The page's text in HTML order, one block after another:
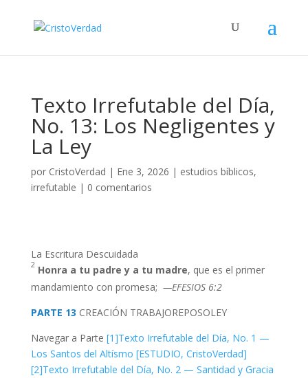
Texto Irrefutable del Día,
No. 13: Los Negligentes y
La Ley
por CristoVerdad | Ene 3, 2026 | estudios bíblicos,
irrefutable | 0 comentarios
La Escritura Descuidada
2 Honra a tu padre y a tu madre, que es el primer
mandamiento con promesa; —EFESIOS 6:2
PARTE 13 CREACIÓN TRABAJOREPOSOLEY
Navegar a Parte [1]Texto Irrefutable del Día, No. 1 —
Los Santos del Altísmo [ESTUDIO, CristoVerdad]
[2]Texto Irrefutable del Día, No. 2 — Santidad y Gracia